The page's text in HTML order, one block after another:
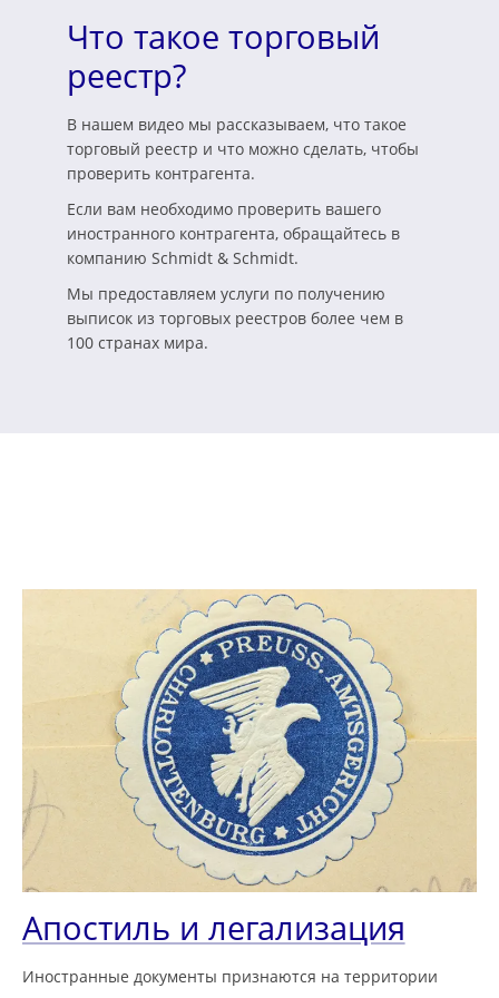
Что такое торговый
реестр?
В нашем видео мы рассказываем, что такое
торговый реестр и что можно сделать, чтобы
проверить контрагента.
Если вам необходимо проверить вашего
иностранного контрагента, обращайтесь в
компанию Schmidt & Schmidt.
Мы предоставляем услуги по получению
выписок из торговых реестров более чем в
100 странах мира.
Апостиль и легализация
Иностранные документы признаются на территории